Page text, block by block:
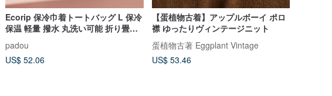
Ecorip 保冷巾着トートバッグ L 保冷
保温 軽量 撥水 丸洗い可能 折り畳み
学校 通勤 ジム 散歩 日本製
padou
US$ 52.06
【蛋植物古着】アップルボーイ ポロ
襟 ゆったりヴィンテージニット
蛋植物古著 Eggplant Vintage
US$ 53.46